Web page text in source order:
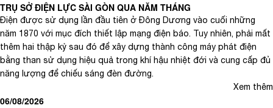
TRỤ SỞ ĐIỆN LỰC SÀI GÒN QUA NĂM THÁNG
Điện được sử dụng lần đầu tiên ở Đông Dương vào cuối những
năm 1870 với mục đích thiết lập mạng điện báo. Tuy nhiên, phải mất
thêm hai thập kỷ sau đó để xây dựng thành công máy phát điện
bằng than sử dụng hiệu quả trong khí hậu nhiệt đới và cung cấp đủ
năng lượng để chiếu sáng đèn đường.
Xem thêm
06/08/2026